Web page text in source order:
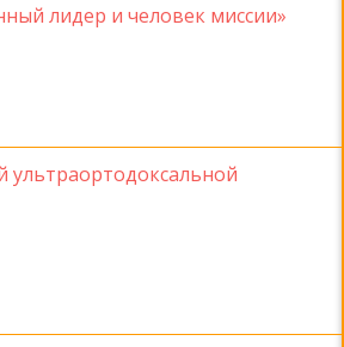
лидер и человек миссии»
ультраортодоксальной